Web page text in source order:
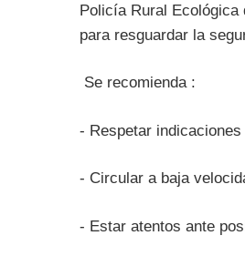
Policía Rural
para resguardar la
Se recomienda :
- Respetar
- Circular a baja
- Estar atentos ante